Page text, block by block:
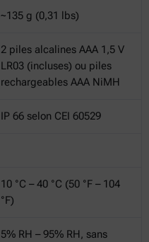
~135 g (0,31 lbs)
2 piles alcalines AAA 1,5 V
LR03 (incluses) ou piles
rechargeables AAA NiMH
IP 66 selon CEI 60529
10 °C – 40 °C (50 °F – 104
°F)
5% RH – 95% RH, sans